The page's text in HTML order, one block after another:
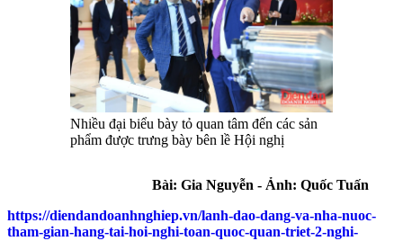
Nhiều đại biểu bày tỏ quan tâm đến các sản
phẩm được trưng bày bên lề Hội nghị
Bài: Gia Nguyễn - Ảnh: Quốc Tuấn
https://diendandoanhnghiep.vn/lanh-dao-dang-va-nha-nuoc-
tham-gian-hang-tai-hoi-nghi-toan-quoc-quan-triet-2-nghi-